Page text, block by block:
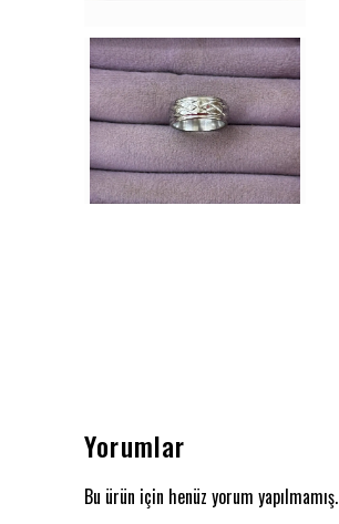
Yorumlar
Bu ürün için henüz yorum yapılmamış.